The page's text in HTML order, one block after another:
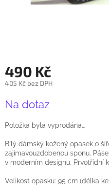
490 Kč
405 Kč bez DPH
cena:
Na dotaz
Položka byla vyprodána…
Bílý dámský kožený opasek o
zajímavouzdobenou sponu.
v moderním designu. Prvotřídní
Velikost opasku: 95 cm (délka